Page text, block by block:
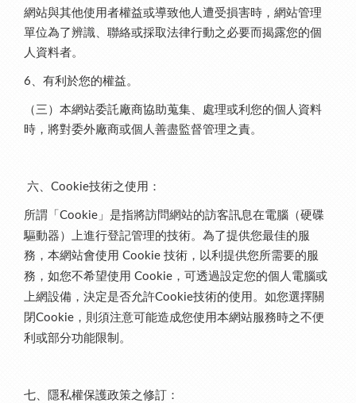
網站與其他使用者權益或導致他人遭受損害時，網站管理
單位為了辨識、聯絡或採取法律行動之必要而揭露您的個
人資料者。
6 、有利於您的權益。
（三）本網站委託廠商協助蒐集、處理或利您的個人資料
時，將對委外廠商或個人善盡監督管理之責。
六、 Cookie技術之使用：
所謂「Cookie 」是指將訪問網站的訪客訊息在電腦（硬碟
驅動器）上進行登記管理的技術。為了提供您最佳的服
務，本網站會使用 Cookie 技術，以利提供您所需要的服
務，如您不希望使用 Cookie ，可透過設定您的個人電腦或
上網設備，決定是否允許Cookie技術的使用。如您選擇關
閉Cookie ，則須注意可能造成您使用本網站服務時之不便
利或部分功能限制。
七、隱私權保護政策之修訂：